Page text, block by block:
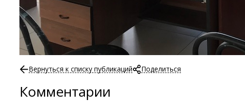
Вернуться к списку публикаций Поделиться
Комментарии